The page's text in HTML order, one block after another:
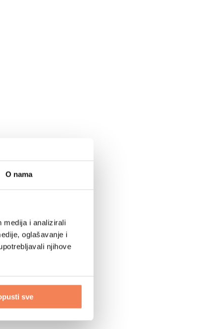
O nama
medija i analizirali
oglašavanje i
njihove
sve